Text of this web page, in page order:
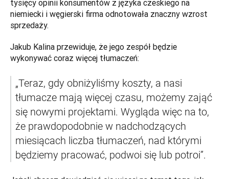
tysięcy opinii konsumentów z języka czeskiego na
niemiecki i węgierski firma odnotowała znaczny wzrost
sprzedaży.
Jakub Kalina przewiduje, że jego zespół będzie
wykonywać coraz więcej tłumaczeń:
„Teraz, gdy obniżyliśmy koszty, a nasi
tłumacze mają więcej czasu, możemy zająć
się nowymi projektami. Wygląda więc na to,
że prawdopodobnie w nadchodzących
miesiącach liczba tłumaczeń, nad którymi
będziemy pracować, podwoi się lub potroi”.